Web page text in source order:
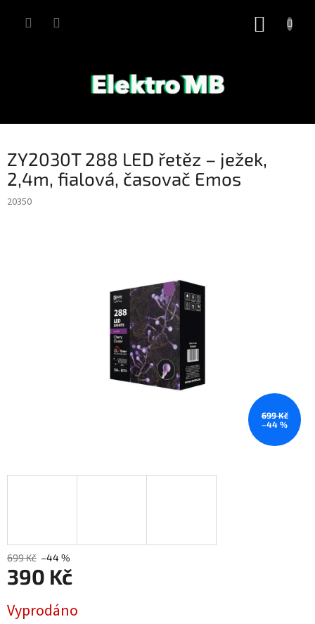
ZY2030T 288 LED řetěz – ježek,
2,4m, fialová, časovač Emos
20350
699 Kč
–44 %
699 Kč –44 %
390 Kč
cena:
Vyprodáno